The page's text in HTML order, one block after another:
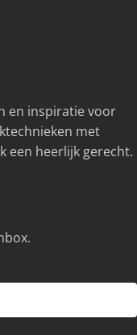
en inspiratie voor
met
een heerlijk gerecht.